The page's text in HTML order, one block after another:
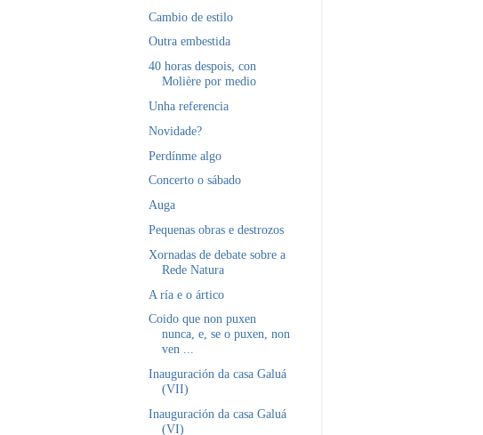
Cambio de estilo
Outra embestida
40 horas despois, con
Molière por medio
Unha referencia
Novidade?
Perdínme algo
Concerto o sábado
Auga
Pequenas obras e destrozos
Xornadas de debate sobre a
Rede Natura
A ría e o ártico
Coido que non puxen
nunca, e, se o puxen, non
ven ...
Inauguración da casa Galuá
(VII)
Inauguración da casa Galuá
(VI)